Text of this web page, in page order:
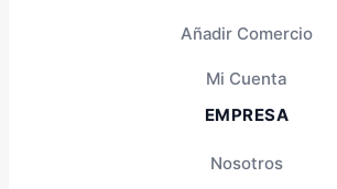
Añadir Comercio
Mi Cuenta
EMPRESA
Nosotros